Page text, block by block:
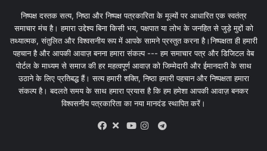
निष्पक्ष दस्तक सत्य, निष्ठा और निष्पक्ष पत्रकारिता के मूल्यों पर आधारित एक स्वतंत्र
समाचार मंच है। हमारा उद्देश्य बिना किसी भय, पक्षपात या लोभ के जनहित से जुड़े मुद्दों को
तथ्यात्मक, संतुलित और विश्वसनीय रूप में आपके सामने प्रस्तुत करना है।निष्पक्षता ही हमारी
पहचान है और आपकी आवाज़ बनना हमारा संकल्प --- हम समाचार पत्र और डिजिटल वेब
पोर्टल के माध्यम से समाज की हर महत्वपूर्ण आवाज़ को जिम्मेदारी और ईमानदारी के साथ
उठाने के लिए प्रतिबद्ध हैं। सत्य हमारी शक्ति, निष्ठा हमारी पहचान और निष्पक्षता हमारा
संकल्प है। बदलते समय के साथ हमारा प्रयास है कि हम हमेशा आपकी आवाज़ बनकर
विश्वसनीय पत्रकारिता का नया मानदंड स्थापित करें।
X
Telegram